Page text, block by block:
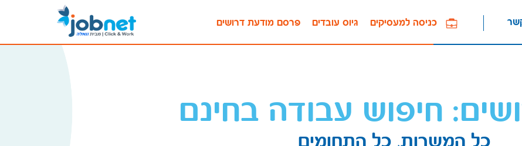
פרסם מודעת דרושים גיוס עובדים כניסה למעסיקים
חיפוש עבודה בחינם
כל המשרות, כל התחומים